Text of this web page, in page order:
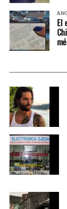
El ‘Millonario’
del encuentro
pero no estuvo
El cuadro
momento y
oportunidad
Tras un primer
Boca
trabajo al
figura fue el
quien tuvo tres
River buscaba
pero algo
tiempo, Nicolás
media
El